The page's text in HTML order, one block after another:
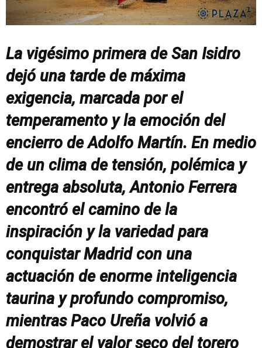
La vigésimo primera de San Isidro
dejó una tarde de máxima
exigencia, marcada por el
temperamento y la emoción del
encierro de Adolfo Martín. En medio
de un clima de tensión, polémica y
entrega absoluta, Antonio Ferrera
encontró el camino de la
inspiración y la variedad para
conquistar Madrid con una
actuación de enorme inteligencia
taurina y profundo compromiso,
mientras Paco Ureña volvió a
demostrar el valor seco del torero